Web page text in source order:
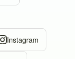
Instagram